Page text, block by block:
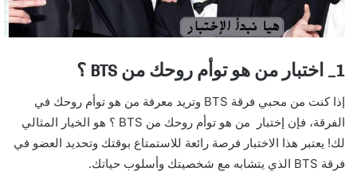
1_ اختبار من هو توأم روحك من BTS ؟
إذا كنت من محبي فرقة BTS وتريد معرفة من هو توأم روحك في
الفرقة، فإن إختبار من هو توأم روحك من BTS ؟ هو الخيار المثالي
لك! يعتبر هذا الاختبار فرصة رائعة للاستمتاع بوقتك وتحديد العضو في
فرقة BTS الذي يتشابه مع شخصيتك وأسلوب حياتك.